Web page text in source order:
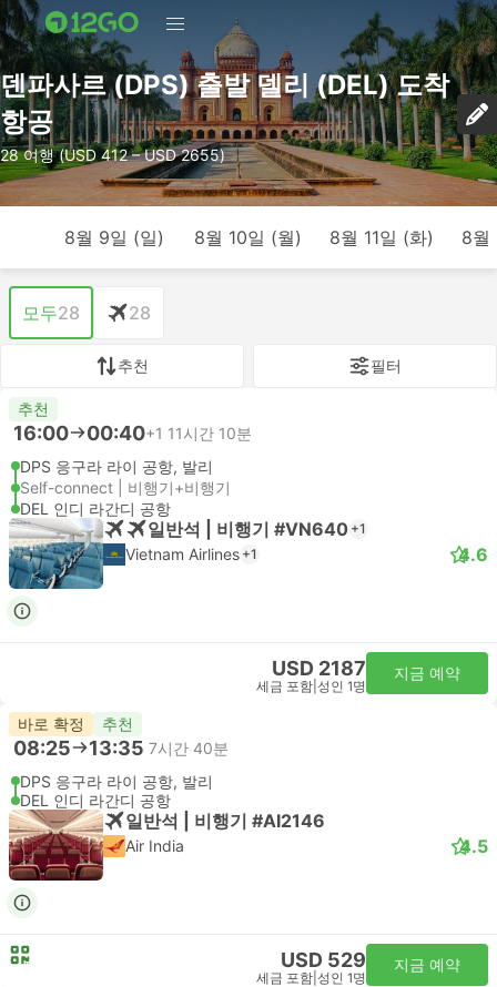
덴파사르 (DPS) 출발 델리 (DEL) 도착
항공
28 여행 (USD 412 – USD 2655)
8월 9일 (일) 8월 10일 (월) 8월 11일 (화) 8월
모두28 28
추천 필터
추천
16:00 00:40+1 11시간 10분
DPS 응구라 라이 공항, 발리
Self-connect | 비행기+비행기
DEL 인디 라간디 공항
일반석 | 비행기 #VN640 +1
Vietnam Airlines +1 4.6
USD 2187
세금 포함 성인 1명
지금 예약
바로 확정 추천
08:25 13:35 7시간 40분
DPS 응구라 라이 공항, 발리
DEL 인디 라간디 공항
일반석 | 비행기 #AI2146
Air India 4.5
USD 529
세금 포함 성인 1명
지금 예약